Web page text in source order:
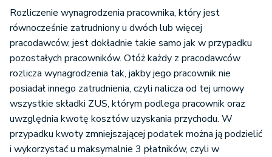
Rozliczenie wynagrodzenia pracownika, który jest
równocześnie zatrudniony u dwóch lub więcej
pracodawców, jest dokładnie takie samo jak w przypadku
pozostałych pracowników. Otóż każdy z pracodawców
rozlicza wynagrodzenia tak, jakby jego pracownik nie
posiadał innego zatrudnienia, czyli nalicza od tej umowy
wszystkie składki ZUS, którym podlega pracownik oraz
uwzględnia kwotę kosztów uzyskania przychodu. W
przypadku kwoty zmniejszającej podatek można ją podzielić
i wykorzystać u maksymalnie 3 płatników, czyli w